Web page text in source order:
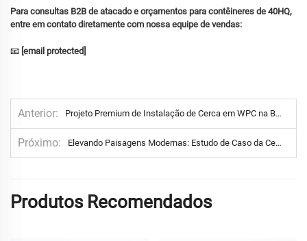
Para consultas B2B de atacado e orçamentos para contêineres de 40HQ,
entre em contato diretamente com nossa equipe de vendas:
📧 [email protected]
Anterior Projeto Premium de Instalação de Cerca em WPC na Bósnia pela Treslam
Próximo Elevando Paisagens Modernas: Estudo de Caso da Cerca em WPC da Treslam
Produtos Recomendados